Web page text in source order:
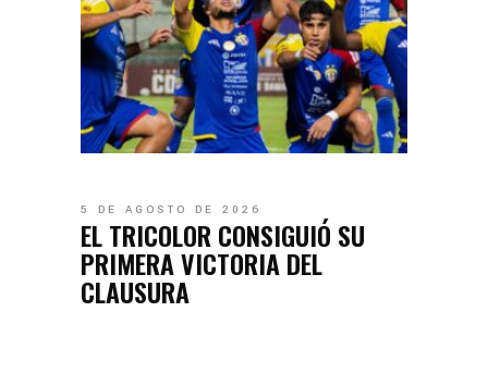
5 DE AGOSTO DE 2026
EL TRICOLOR CONSIGUIÓ SU
PRIMERA VICTORIA DEL
CLAUSURA